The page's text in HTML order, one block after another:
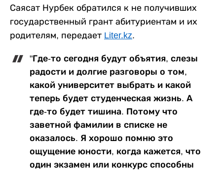
Саясат Нурбек обратился к не получивших
государственный грант абитуриентам и их
родителям, передает Liter.kz.
"Где-то сегодня будут объятия, слезы
радости и долгие разговоры о том,
какой университет выбрать и какой
теперь будет студенческая жизнь. А
где-то будет тишина. Потому что
заветной фамилии в списке не
оказалось. Я хорошо помню это
ощущение юности, когда кажется, что
один экзамен или конкурс способны